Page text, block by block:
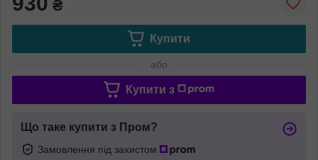
₴
Купити
або
Купити з
Що таке купити з Пром?
Замовлення під захистом